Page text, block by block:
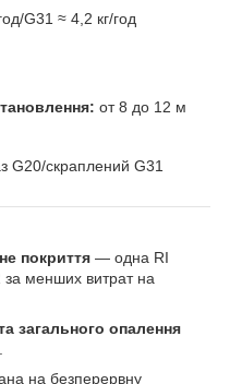
G31 ≈ 4,2 кг/год
от 8 до 12 м
G20/скраплений G31
покриття — одна RI
менших витрат на
загального опалення
на безперервну